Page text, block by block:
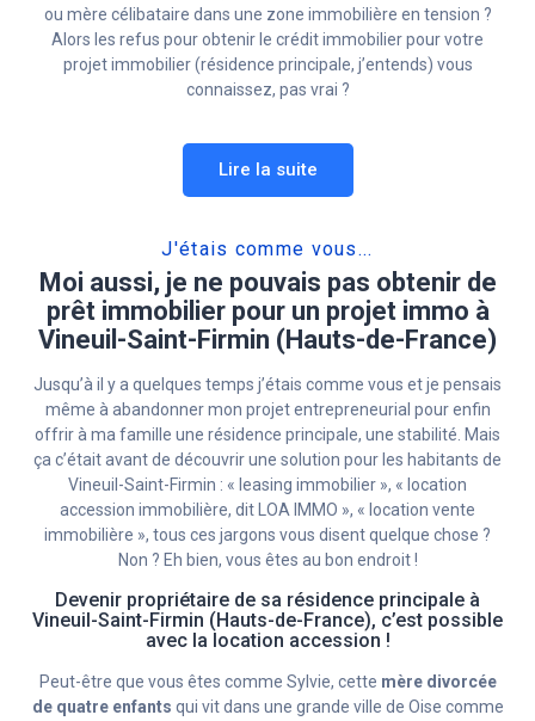
ou mère célibataire dans une zone immobilière en tension ?
Alors les refus pour obtenir le crédit immobilier pour votre
projet immobilier (résidence principale, j’entends) vous
connaissez, pas vrai ?
Lire la suite
J'étais comme vous...
Moi aussi, je ne pouvais pas obtenir de
prêt immobilier pour un projet immo à
Vineuil-Saint-Firmin (Hauts-de-France)
Jusqu’à il y a quelques temps j’étais comme vous et je pensais
même à abandonner mon projet entrepreneurial pour enfin
offrir à ma famille une résidence principale, une stabilité. Mais
ça c’était avant de découvrir une solution pour les habitants de
Vineuil-Saint-Firmin : « leasing immobilier », « location
accession immobilière, dit LOA IMMO », « location vente
immobilière », tous ces jargons vous disent quelque chose ?
Non ? Eh bien, vous êtes au bon endroit !
Devenir propriétaire de sa résidence principale à
Vineuil-Saint-Firmin (Hauts-de-France), c’est possible
avec la location accession !
Peut-être que vous êtes comme Sylvie, cette mère divorcée
de quatre enfants qui vit dans une grande ville de Oise comme